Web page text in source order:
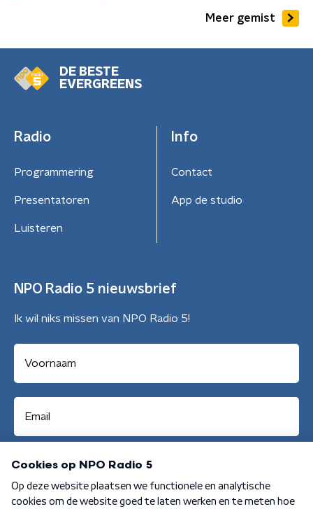
Meer gemist
DE BESTE
EVERGREENS
Radio
Programmering
Presentatoren
Luisteren
Info
Contact
App de studio
NPO Radio 5 nieuwsbrief
Ik wil niks missen van NPO Radio 5!
Aanmelden